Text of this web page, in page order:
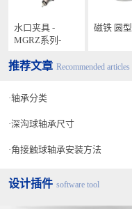
水口夹具 -
MGRZ系列-
磁铁 圆型
推荐文章 Recommended articles
轴承分类
深沟球轴承尺寸
角接触球轴承安装方法
设计插件 software tool